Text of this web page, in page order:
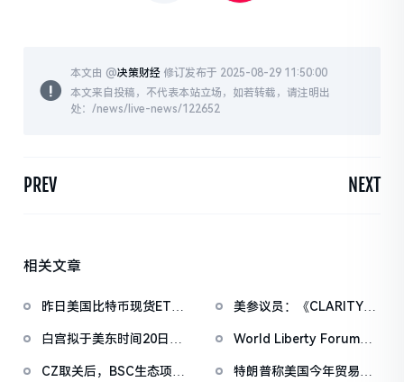
本文由 @决策财经 修订发布于 2025-08-29 11:50:00
本文来自投稿，不代表本站立场，如若转载，请注明出
处：/news/live-news/122652
PREV NEXT
相关文章
昨日美国比特币现货ETF
坊ETF净流出4180万美元
美参议员：《CLARITY法
白宫拟于美东时间20日上
问题会议
World Liberty Forum政
总
CZ取关后，BSC生态项目
特朗普称美国今年贸易逆